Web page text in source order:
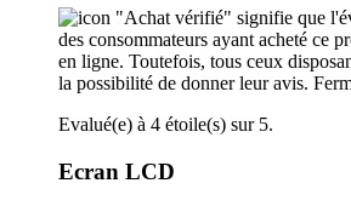
"Achat vérifié" signifie que
des consommateurs ayant acheté ce
en ligne. Toutefois, tous ceux
la possibilité de donner leur avis.
Evalué(e) à 4 étoile(s) sur 5.
Ecran LCD